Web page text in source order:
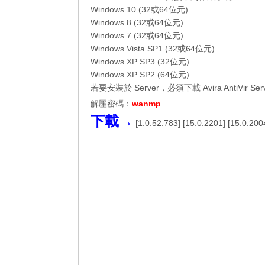
Windows 10 (32或64位元)
Windows 8 (32或64位元)
Windows 7 (32或64位元)
Windows Vista SP1 (32或64位元)
Windows XP SP3 (32位元)
Windows XP SP2 (64位元)
若要安裝於 Server，必須下載 Avira AntiVir
解壓密碼： wanmp
下載→ [1.0.52.783] [15.0.2201] [